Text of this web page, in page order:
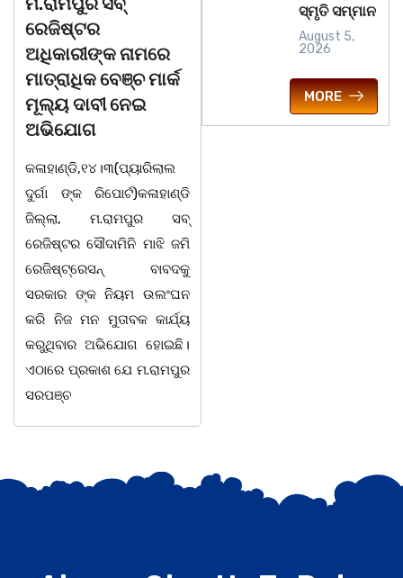
ନାମରେ
ବେଞ୍ଚ ମାର୍କ
ଦାବୀ ନେଇ
ଙ୍କ ରିପୋର୍ଟ)କଳାହାଣ୍ଡି
ମ.ରାମପୁର ସବ୍
ସୌଦାମିନି ମାଝି ଜମି
ବାବଦକୁ
ଙ୍କ ନିୟମ ଉଲଂଘନ
ମନ ମୁତାବକ କାର୍ଯ୍ୟ
ଅଭିଯୋଗ ହୋଇଛି।
ପ୍ରକାଶ ଯେ ମ.ରାମପୁର
ତିନି ଯୁବକ ଗିରଫ ଓ
କଳାହାଣ୍ଡି,୧୪|୩(ପ୍ୟାରିଲାଲ
ଦୁର୍ଗା ଙ୍କ ରିପୋର୍ଟ):ବେଆଇନ
ସମ୍ପର୍କରେ କୌଣସି ସୂତ୍ରରୁ
ସୂଚନା ପାଇ କଳାହାଣ୍ଡି ଉତ୍ତର
ବନଖଣ୍ଡ ଅଧୀନ କେଗାଁ ରେଞ୍ଜର
ବନ କର୍ମଚାରୀ ମାନେ ଗରଗାବ
ସେକ୍ସନ ଅଧୀନ କାନ୍ଦୁଲଝର
ସ୍ମୃତି ସମ୍ମାନ
August 5,
2026
MORE